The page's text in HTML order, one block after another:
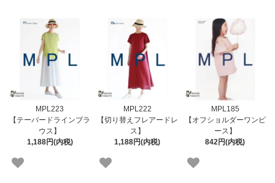
MPL223
【テーパードラインブラ
ウス】
1,188円(内税)
MPL222
【切り替えフレアードレ
ス】
1,188円(内税)
MPL185
【オフショルダーワンピ
ース】
842円(内税)